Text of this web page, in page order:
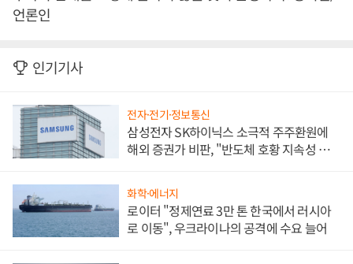
언론인
인기기사
전자·전기·정보통신
삼성전자 SK하이닉스 소극적 주주환원에
해외 증권가 비판, "반도체 호황 지속성 의
화학·에너지
로이터 "정제연료 3만 톤 한국에서 러시아
로 이동", 우크라이나의 공격에 수요 늘어